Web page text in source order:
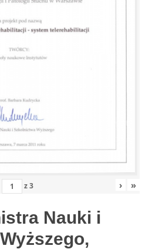
z3 › »
Nauki i